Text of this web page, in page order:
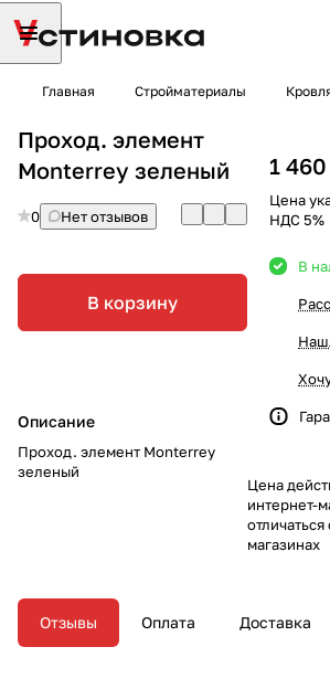
Главная Стройматериалы
Проход. элемент
Monterrey зеленый
0 Нет отзывов
В корзину
Описание
Проход. элемент Monterrey
зеленый
1
Цена
НДС 5%
В
Цена
интернет-
магазинах
Отзывы Оплата Доставка